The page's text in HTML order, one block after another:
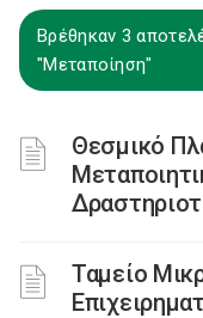
Βρέθηκαν 3
"Μεταποίηση"
Θεσμικό
Ταμείο